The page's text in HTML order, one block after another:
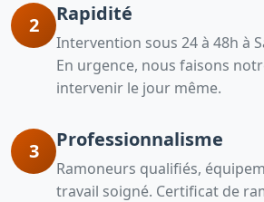
2 Rapidité
Intervention sous 24 à 48h à
En urgence, nous faisons
intervenir le jour même.
3 Professionnalisme
Ramoneurs qualifiés,
travail soigné. Certificat de